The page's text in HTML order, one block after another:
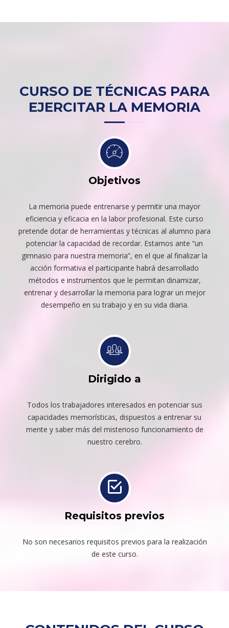
CURSO DE TÉCNICAS PARA
EJERCITAR LA MEMORIA
Objetivos
La memoria puede entrenarse y permitir una mayor
eficiencia y eficacia en la labor profesional. Este curso
pretende dotar de herramientas y técnicas al alumno para
potenciar la capacidad de recordar. Estamos ante “un
gimnasio para nuestra memoria”, en el que al finalizar la
acción formativa el participante habrá desarrollado
métodos e instrumentos que le permitan dinamizar,
entrenar y desarrollar la memoria para lograr un mejor
desempeño en su trabajo y en su vida diaria.
Dirigido a
Todos los trabajadores interesados en potenciar sus
capacidades memorísticas, dispuestos a entrenar su
mente y saber más del misterioso funcionamiento de
nuestro cerebro.
Requisitos previos
No son necesarios requisitos previos para la realización
de este curso.